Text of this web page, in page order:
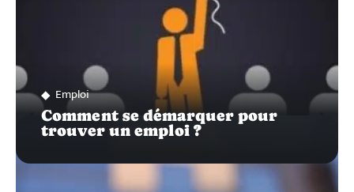
Emploi
Comment se démarquer pour
trouver un emploi ?